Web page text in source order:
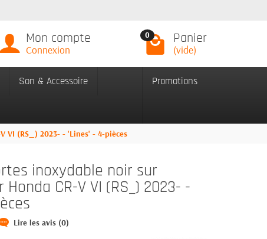
Mon compte
Connexion
0 Panier
(vide)
Son & Accessoire Promotions
VI (RS_) 2023- - 'Lines' - 4-pièces
inoxydable noir sur
CR-V VI (RS_) 2023- -
Lire les avis (0)